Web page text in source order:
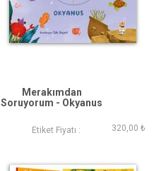
Merakımdan
Soruyorum - Okyanus
Etiket Fiyatı : 320,00 ₺